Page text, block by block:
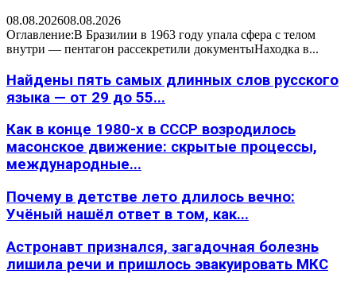
08.08.202608.08.2026
Оглавление:В Бразилии в 1963 году упала сфера с телом
внутри — пентагон рассекретили документыНаходка в...
Найдены пять самых длинных слов русского
языка — от 29 до 55...
Как в конце 1980-х в СССР возродилось
масонское движение: скрытые процессы,
международные...
Почему в детстве лето длилось вечно:
Учёный нашёл ответ в том, как...
Астронавт признался, загадочная болезнь
лишила речи и пришлось эвакуировать МКС